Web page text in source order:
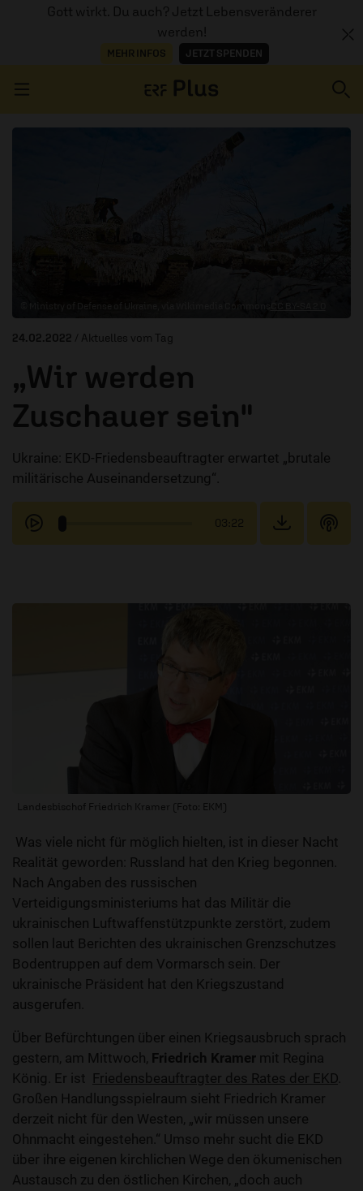
Gott wirkt. Du auch? Jetzt Lebensveränderer
werden!
MEHR INFOS JETZT SPENDEN
24.02.2022 / Aktuelles vom Tag
„Wir werden
Zuschauer sein"
Ukraine: EKD-Friedensbeauftragter erwartet „brutale
militärische Auseinandersetzung“.
03:22
Landesbischof Friedrich Kramer (Foto: EKM)
Was viele nicht für möglich hielten, ist in dieser Nacht
Realität geworden: Russland hat den Krieg begonnen.
Nach Angaben des russischen
Verteidigungsministeriums hat das Militär die
ukrainischen Luftwaffenstützpunkte zerstört, zudem
sollen laut Berichten des ukrainischen Grenzschutzes
Bodentruppen auf dem Vormarsch sein. Der
ukrainische Präsident hat den Kriegszustand
ausgerufen.
Über Befürchtungen über einen Kriegsausbruch sprach
gestern, am Mittwoch, Friedrich Kramer mit Regina
König. Er ist Friedensbeauftragter des Rates der EKD
Großen Handlungsspielraum sieht Friedrich Kramer
derzeit nicht für den Westen, „wir müssen unsere
Ohnmacht eingestehen.“ Umso mehr sucht die EKD
über ihre eigenen kirchlichen Wege den ökumenischen
Austausch zu den östlichen Kirchen, „doch auch